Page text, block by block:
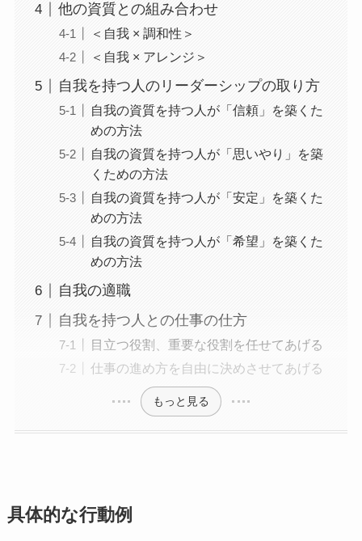
他の資質との組み合わせ
＜自我 × 調和性＞
＜自我 × アレンジ＞
自我を持つ人のリーダーシップの取り方
自我の資質を持つ人が「信頼」を築くた
めの方法
自我の資質を持つ人が「思いやり」を築
くための方法
自我の資質を持つ人が「安定」を築くた
めの方法
自我の資質を持つ人が「希望」を築くた
めの方法
自我の適職
自我を持つ人との仕事の仕方
目立つ役割、重要な役割を任せてあげる
仕事の進め方を自由に決めさせてあげる
もっと見る
具体的な行動例